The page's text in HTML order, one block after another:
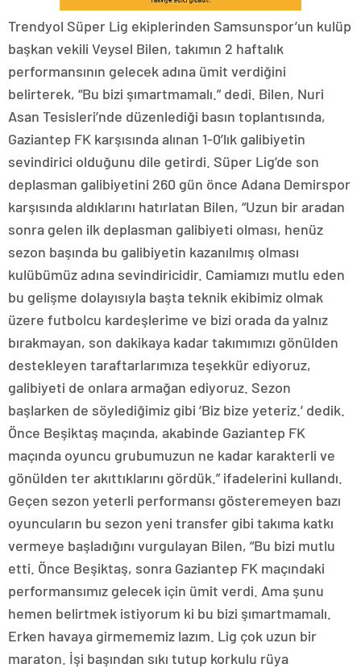
Trendyol Süper Lig ekiplerinden Samsunspor’un kulüp
başkan vekili Veysel Bilen, takımın 2 haftalık
performansının gelecek adına ümit verdiğini
belirterek, “Bu bizi şımartmamalı.” dedi. Bilen, Nuri
Asan Tesisleri’nde düzenlediği basın toplantısında,
Gaziantep FK karşısında alınan 1-0’lık galibiyetin
sevindirici olduğunu dile getirdi. Süper Lig’de son
deplasman galibiyetini 260 gün önce Adana Demirspor
karşısında aldıklarını hatırlatan Bilen, “Uzun bir aradan
sonra gelen ilk deplasman galibiyeti olması, henüz
sezon başında bu galibiyetin kazanılmış olması
kulübümüz adına sevindiricidir. Camiamızı mutlu eden
bu gelişme dolayısıyla başta teknik ekibimiz olmak
üzere futbolcu kardeşlerime ve bizi orada da yalnız
bırakmayan, son dakikaya kadar takımımızı gönülden
destekleyen taraftarlarımıza teşekkür ediyoruz,
galibiyeti de onlara armağan ediyoruz. Sezon
başlarken de söylediğimiz gibi ‘Biz bize yeteriz.’ dedik.
Önce Beşiktaş maçında, akabinde Gaziantep FK
maçında oyuncu grubumuzun ne kadar karakterli ve
gönülden ter akıttıklarını gördük.” ifadelerini kullandı.
Geçen sezon yeterli performansı gösteremeyen bazı
oyuncuların bu sezon yeni transfer gibi takıma katkı
vermeye başladığını vurgulayan Bilen, “Bu bizi mutlu
etti. Önce Beşiktaş, sonra Gaziantep FK maçındaki
performansımız gelecek için ümit verdi. Ama şunu
hemen belirtmek istiyorum ki bu bizi şımartmamalı.
Erken havaya girmememiz lazım. Lig çok uzun bir
maraton. İşi başından sıkı tutup korkulu rüya